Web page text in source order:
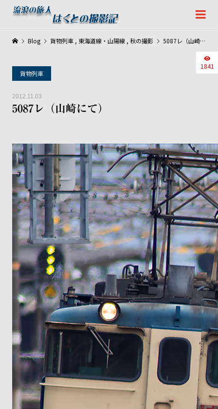
貨物列車
2012.11.03
5087レ（山崎にて）
1841
Blog 貨物列車 , 東海道線・山陽線 , 秋の撮影 5087レ（山崎にて）